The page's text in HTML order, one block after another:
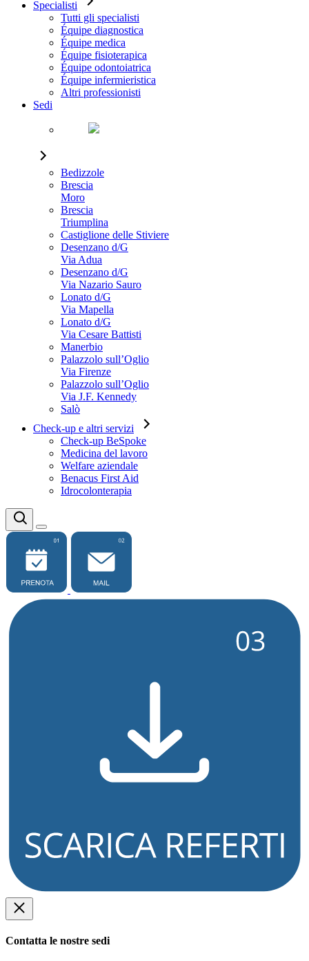
Specialisti
Tutti gli specialisti
Équipe diagnostica
Équipe medica
Équipe fisioterapica
Équipe odontoiatrica
Équipe infermieristica
Altri professionisti
Sedi
Bedizzole
Brescia
Moro
Brescia
Triumplina
Castiglione delle Stiviere
Desenzano d/G
Via Adua
Desenzano d/G
Via Nazario Sauro
Lonato d/G
Via Mapella
Lonato d/G
Via Cesare Battisti
Manerbio
Palazzolo sull’Oglio
Via Firenze
Palazzolo sull’Oglio
Via J.F. Kennedy
Salò
Check-up e altri servizi
Check-up BeSpoke
Medicina del lavoro
Welfare aziendale
Benacus First Aid
Idrocolonterapia
Contatta le nostre sedi